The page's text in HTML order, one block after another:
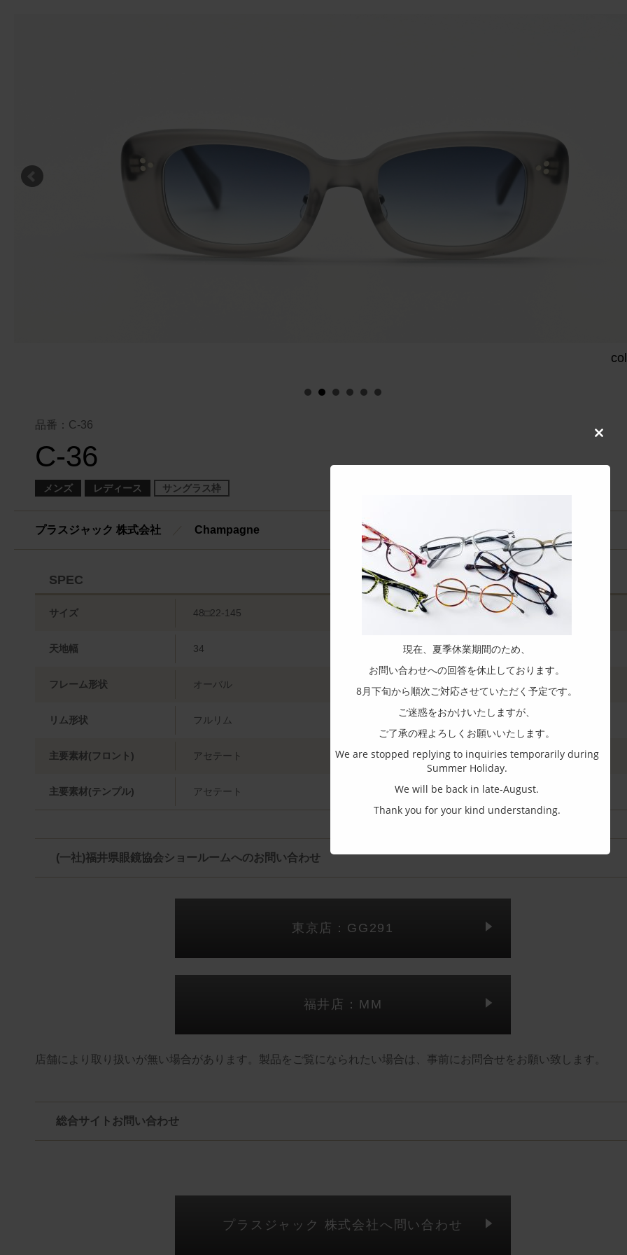
品番：C-36
C-36
メンズ レディース サングラス枠
プラスジャック 株式会社 Champagne
SPEC
サイズ 48□22-145
天地幅 34
フレーム形状 オーバル
リム形状 フルリム
主要素材(フロント) アセテート
主要素材(テンプル) アセテート
(一社)福井県眼鏡協会ショールームへのお問い合わせ
東京店：GG291
福井店：MM
店舗により取り扱いが無い場合があります。製品をご覧になられたい場合は、事前にお問合せをお願い致します。
総合サイトお問い合わせ
プラスジャック 株式会社へ問い合わせ
module
現在、夏季休業期間のため、
お問い合わせへの回答を休止しております。
8月下旬から順次ご対応させていただく予定です。
ご迷惑をおかけいたしますが、
ご了承の程よろしくお願いいたします。
We are stopped replying to inquiries temporarily during
Summer Holiday.
We will be back in late-August.
Thank you for your kind understanding.